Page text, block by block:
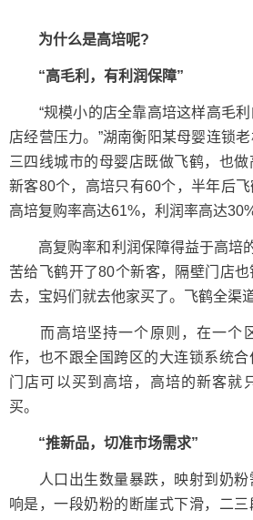
为什么是高培呢?
“高毛利，有利润保障”
“规模小的店全靠高培这样高毛利
店经营压力。”湖南衡阳某母婴连锁
三四线城市的母婴店既做飞鹤，也
新客80个，高培只有60个，半年后
高培复购率高达61%，利润率高达30%
高复购率和利润保障得益于高培的
苦给飞鹤开了80个新客，隔壁门店
去，宝妈们就去他家买了。飞鹤全渠
而高培坚持一个原则，在一个
作，也不跟全国跨区的大连锁系统
门店可以买到高培，高培的新客就
买。
“推新品，切准市场需求”
人口出生数量暴跌，映射到奶粉
响是，一段奶粉的断崖式下滑，二